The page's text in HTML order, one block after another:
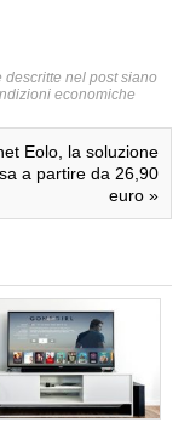
descritte nel post siano
economiche
Eolo, la soluzione
a partire da 26,90
euro »